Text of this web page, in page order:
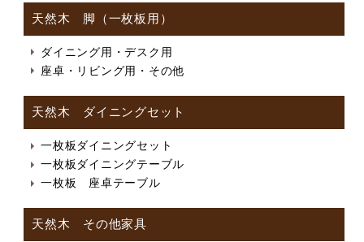
天然木 脚（一枚板用）
ダイニング用・デスク用
座卓・リビング用・その他
天然木 ダイニングセット
一枚板ダイニングセット
一枚板ダイニングテーブル
一枚板 座卓テーブル
天然木 その他家具